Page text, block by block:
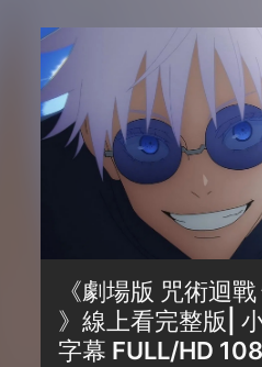
《劇場版 咒術迴
》線上看完整版|
字幕 FULL/HD